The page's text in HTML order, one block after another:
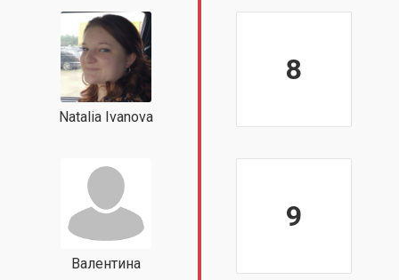
Natalia Ivanova
8
Валентина
9